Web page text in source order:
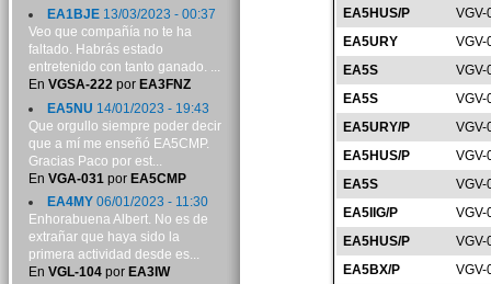
EA5HUS/P
VGV-
EA5URY
VGV-
EA5S
VGV-
EA5S
VGV-
EA5URY/P
VGV-
EA5HUS/P
VGV-
EA5S
VGV-
EA5IIG/P
VGV-
EA5HUS/P
VGV-
EA5BX/P
VGV-
EA1BJE13/03/2023 - 00:37
Veo que compañía no te ha
faltado. Habrás estado
entretenido con tanto ganado. ...
En VGSA-222por EA3FNZ
EA5NU 14/01/2023 - 19:43
Que orgullo siempre poder decir
que a mí me enseñó EA5CMP.
Gracias Paco por est...
En VGA-031 por EA5CMP
EA4MY06/01/2023 - 11:30
Enhorabuena Albert. No es de
extrañar que haya sido la
primera actividad desde es...
En VGL-104por EA3IW